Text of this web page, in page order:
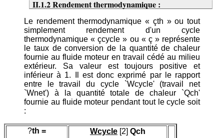
II.1.2 Rendement thermodynamique :
Le rendement thermodynamique « çth » ou tout
simplement rendement d'un cycle
thermodynamique « çcycle » ou « ç » représente
le taux de conversion de la quantité de chaleur
fournie au fluide moteur en travail cédé au milieu
extérieur. Sa valeur est toujours positive et
inférieur à 1. Il est donc exprimé par le rapport
entre le travail du cycle `Wcycle' (travail net
`Wnet') à la quantité totale de chaleur `Qch'
fournie au fluide moteur pendant tout le cycle soit
:
?th = Wcycle [2] Qch